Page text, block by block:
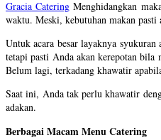
Gracia Catering Menghidangkan
waktu. Meski, kebutuhan makan
Untuk acara besar layaknya
tetapi pasti Anda akan kerepotan bila
Belum lagi, terkadang khawatir
Saat ini, Anda tak perlu khawatir
adakan.
Berbagai Macam Menu Catering